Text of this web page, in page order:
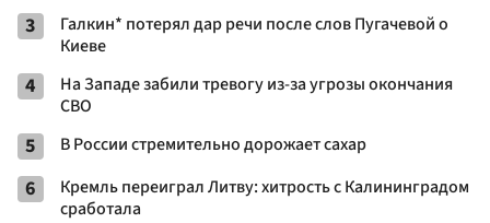
3
Галкин* потерял дар речи после слов Пугачевой о
Киеве
4
На Западе забили тревогу из-за угрозы окончания
СВО
5 В России стремительно дорожает сахар
6
Кремль переиграл Литву: хитрость с Калининградом
сработала